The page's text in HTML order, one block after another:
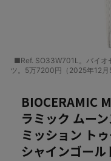
■Ref. SO33W701L。バイオ
ツ。5万7200円（2025年12月
BIOCERAMIC
ラミック ムーン
ミッション ト
シャインゴール